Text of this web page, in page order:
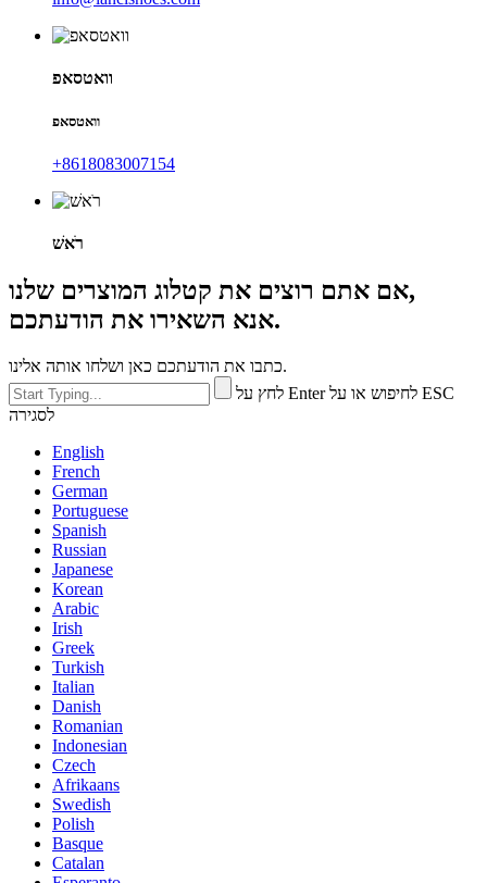
וואטסאפ
וואטסאפ
‎+8618083007154
רֹאשׁ
אם אתם רוצים את קטלוג המוצרים שלנו,
אנא השאירו את הודעתכם.
כתבו את הודעתכם כאן ושלחו אותה אלינו.
לחץ על Enter לחיפוש או על ESC
לסגירה
English
French
German
Portuguese
Spanish
Russian
Japanese
Korean
Arabic
Irish
Greek
Turkish
Italian
Danish
Romanian
Indonesian
Czech
Afrikaans
Swedish
Polish
Basque
Catalan